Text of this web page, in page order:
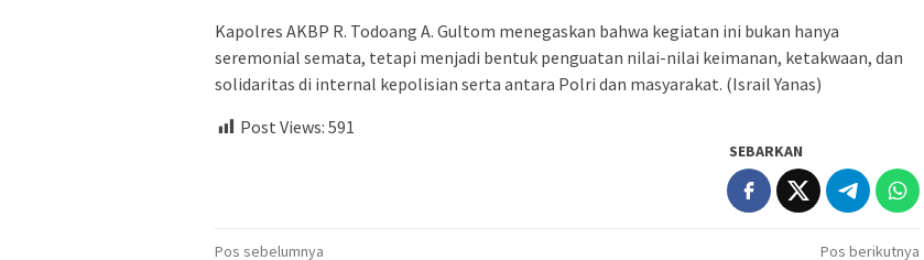
Kapolres AKBP R. Todoang A. Gultom menegaskan bahwa kegiatan ini bukan hanya
seremonial semata, tetapi menjadi bentuk penguatan nilai-nilai keimanan, ketakwaan, dan
solidaritas di internal kepolisian serta antara Polri dan masyarakat. (Israil Yanas)
Post Views: 591
SEBARKAN
Pos sebelumnya
Pos berikutnya